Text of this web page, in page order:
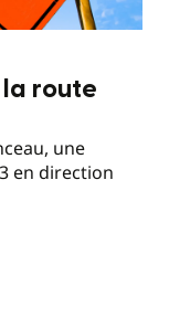
la route
une
en direction